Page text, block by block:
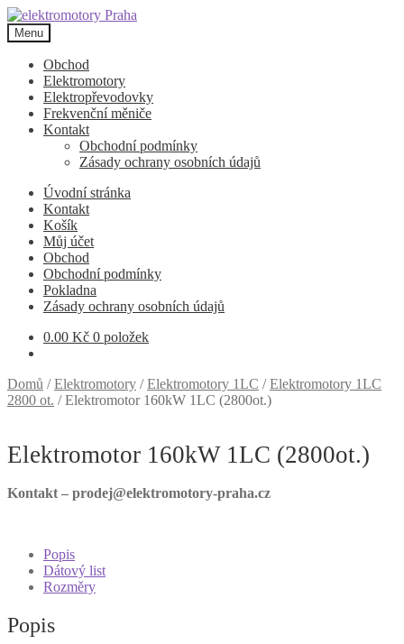
Přeskočit
na
navigaci
Přejít
k
obsahu
webu
Menu
Obchod
Elektromotory
Elektropřevodovky
Frekvenční měniče
Kontakt
Obchodní podmínky
Zásady ochrany osobních údajů
Úvodní stránka
Kontakt
Košík
Můj účet
Obchod
Obchodní podmínky
Pokladna
Zásady ochrany osobních údajů
0.00 Kč 0 položek
Domů /Elektromotory /Elektromotory 1LC /Elektromotory 1LC
2800 ot. /Elektromotor 160kW 1LC (2800ot.)
Elektromotor 160kW 1LC (2800ot.)
Kontakt – prodej@elektromotory-praha.cz
Popis
Dátový list
Rozměry
Popis